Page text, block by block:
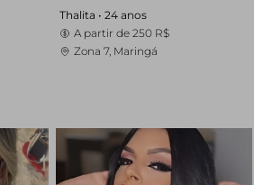
Thalita • 24 anos
A partir de 250 R$
Zona 7, Maringá